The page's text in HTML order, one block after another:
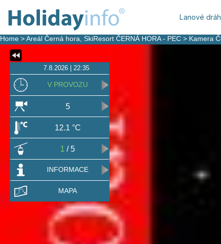
7.8.2026 | 22:35
V PROVOZU
5
12.1 °C
1 / 5
INFORMACE
MAPA
Lanové
Home >Areál Černá hora, SkiResort ČERNÁ HORA - PEC > Kamera